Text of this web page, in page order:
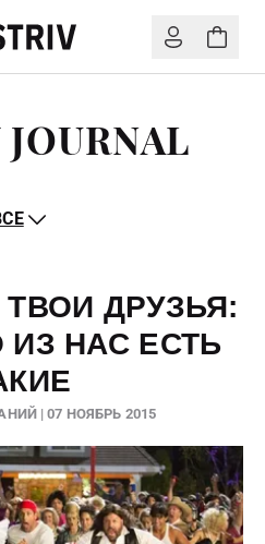
ДРУЗЬЯ:
НАС ЕСТЬ
| 07 НОЯБРЬ 2015